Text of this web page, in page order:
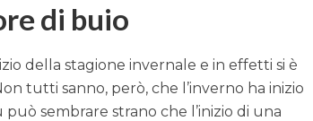
di buio
della stagione invernale e in effetti si è
tutti sanno, però, che l’inverno ha inizio
può sembrare strano che l’inizio di una